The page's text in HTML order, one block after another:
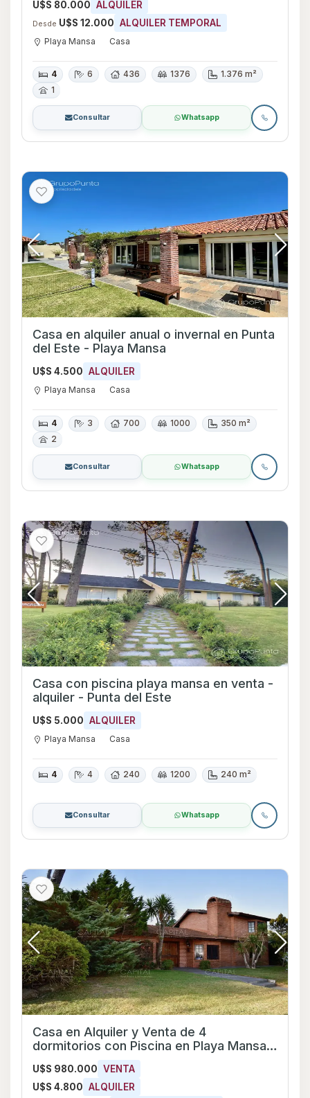
U$S 80.000 ALQUILER
Desde U$S 12.000 ALQUILER TEMPORAL
Playa Mansa Casa
4 6 436 1376
1.376 m²
1
Consultar Whatsapp
Casa en alquiler anual o invernal en Punta
del Este - Playa Mansa
U$S 4.500 ALQUILER
Playa Mansa Casa
4 3 700 1000
350 m²
2
Consultar Whatsapp
Casa con piscina playa mansa en venta -
alquiler - Punta del Este
U$S 5.000 ALQUILER
Playa Mansa Casa
4 4 240 1200 240 m²
Consultar Whatsapp
Casa en Alquiler y Venta de 4
dormitorios con Piscina en Playa Mansa,
U$S 980.000 VENTA
U$S 4.800 ALQUILER